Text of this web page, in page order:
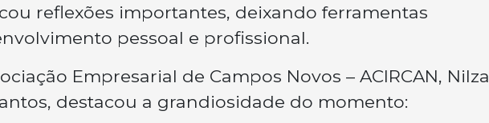
reflexões importantes, deixando ferramentas
pessoal e profissional.
Empresarial de Campos Novos – ACIRCAN, Nilza
destacou a grandiosidade do momento: